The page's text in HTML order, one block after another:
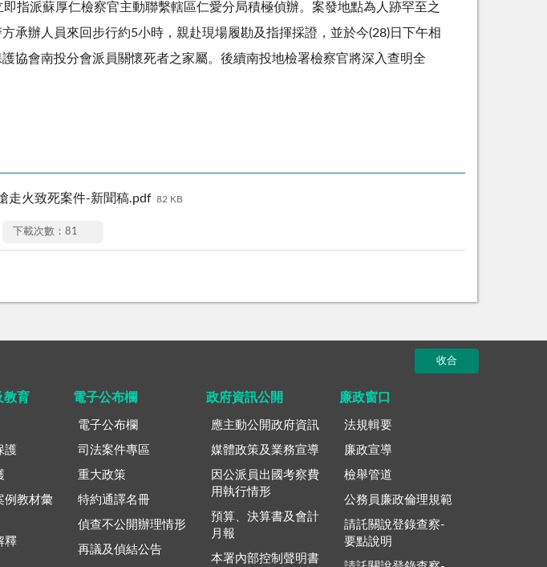
指派蘇厚仁檢察官主動聯繫轄區仁愛分局積極偵辦。案發地點為人跡罕至之
承辦人員來回步行約5小時，親赴現場履勘及指揮採證，並於今(28)日下午相
協會南投分會派員關懷死者之家屬。後續南投地檢署檢察官將深入查明全
走火致死案件-新聞稿.pdf 82 KB
下載次數：81
收合
教育
護
例教材彙
釋
電子公布欄
電子公布欄
司法案件專區
重大政策
特約通譯名冊
偵查不公開辦理情形
再議及偵結公告
政府資訊公開
應主動公開政府資訊
媒體政策及業務宣導
因公派員出國考察費
用執行情形
預算、決算書及會計
月報
本署內部控制聲明書
廉政窗口
法規輯要
廉政宣導
檢舉管道
公務員廉政倫理規範
請託關說登錄查察-
要點說明